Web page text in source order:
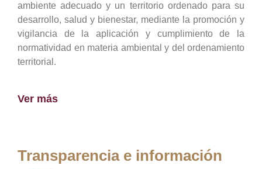
ambiente adecuado y un territorio ordenado para su
desarrollo, salud y bienestar, mediante la promoción y
vigilancia de la aplicación y cumplimiento de la
normatividad en materia ambiental y del ordenamiento
territorial.
Ver más
Transparencia e información